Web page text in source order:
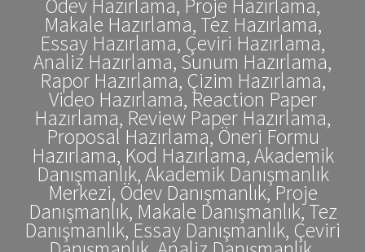
Ödev Hazırlama, Proje Hazırlama,
Makale Hazırlama, Tez Hazırlama,
Essay Hazırlama, Çeviri Hazırlama,
Analiz Hazırlama, Sunum Hazırlama,
Rapor Hazırlama, Çizim Hazırlama,
Video Hazırlama, Reaction Paper
Hazırlama, Review Paper Hazırlama,
Proposal Hazırlama, Öneri Formu
Hazırlama, Kod Hazırlama, Akademik
Danışmanlık, Akademik Danışmanlık
Merkezi, Ödev Danışmanlık, Proje
Danışmanlık, Makale Danışmanlık, Tez
Danışmanlık, Essay Danışmanlık, Çeviri